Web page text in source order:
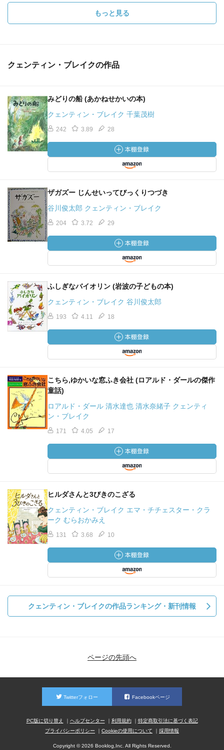
もっと見る
クェンティン・ブレイクの作品
みどりの船 (あかねせかいの本)
クェンティン・ブレイク 千葉茂樹
242 3.89 28
ザガズー じんせいってびっくりつづき
谷川俊太郎 クェンティン・ブレイク
204 3.72 29
ふしぎなバイオリン (岩波の子どもの本)
クェンティン・ブレイク 谷川俊太郎
193 4.11 18
こちら,ゆかいな窓ふき会社 (ロアルド・ダールの傑作
童話)
ロアルド・ダール 清水達也 清水奈緒子 クェンティ
ン・ブレイク
171 4.05 17
ヒルダさんと3びきのこざる
クェンティン・ブレイク エマ・チチェスター・クラ
ーク むらおかみえ
131 3.68 10
クェンティン・ブレイクの作品ランキング・新刊情報
ページの先頭へ
Twitterフォロー Facebookページ
PC版に切り替え ヘルプセンター 利用規約
特定商取引法に基づく表記
プライバシーポリシー
Cookieの使用について 採用情報
Copyright © 2026 Booklog,Inc. All Rights Reserved.